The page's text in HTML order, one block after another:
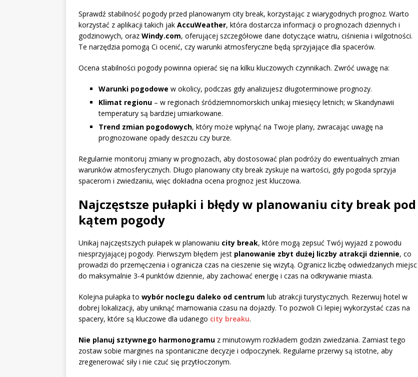
Sprawdź stabilność pogody przed planowanym city break, korzystając z wiarygodnych prognoz. Warto
korzystać z aplikacji takich jak AccuWeather, która dostarcza informacji o prognozach dziennych i
godzinowych, oraz Windy.com, oferującej szczegółowe dane dotyczące wiatru, ciśnienia i wilgotności.
Te narzędzia pomogą Ci ocenić, czy warunki atmosferyczne będą sprzyjające dla spacerów.
Ocena stabilności pogody powinna opierać się na kilku kluczowych czynnikach. Zwróć uwagę na:
Warunki pogodowe w okolicy, podczas gdy analizujesz długoterminowe prognozy.
Klimat regionu – w regionach śródziemnomorskich unikaj miesięcy letnich; w Skandynawii
temperatury są bardziej umiarkowane.
Trend zmian pogodowych, który może wpłynąć na Twoje plany, zwracając uwagę na
prognozowane opady deszczu czy burze.
Regularnie monitoruj zmiany w prognozach, aby dostosować plan podróży do ewentualnych zmian
warunków atmosferycznych. Długo planowany city break zyskuje na wartości, gdy pogoda sprzyja
spacerom i zwiedzaniu, więc dokładna ocena prognoz jest kluczowa.
Najczęstsze pułapki i błędy w planowaniu city break pod
kątem pogody
Unikaj najczęstszych pułapek w planowaniu city break, które mogą zepsuć Twój wyjazd z powodu
niesprzyjającej pogody. Pierwszym błędem jest planowanie zbyt dużej liczby atrakcji dziennie, co
prowadzi do przemęczenia i ogranicza czas na cieszenie się wizytą. Ogranicz liczbę odwiedzanych miejsc
do maksymalnie 3-4 punktów dziennie, aby zachować energię i czas na odkrywanie miasta.
Kolejna pułapka to wybór noclegu daleko od centrum lub atrakcji turystycznych. Rezerwuj hotel w
dobrej lokalizacji, aby uniknąć marnowania czasu na dojazdy. To pozwoli Ci lepiej wykorzystać czas na
spacery, które są kluczowe dla udanego city breaku.
Nie planuj sztywnego harmonogramu z minutowym rozkładem godzin zwiedzania. Zamiast tego
zostaw sobie margines na spontaniczne decyzje i odpoczynek. Regularne przerwy są istotne, aby
zregenerować siły i nie czuć się przytłoczonym.